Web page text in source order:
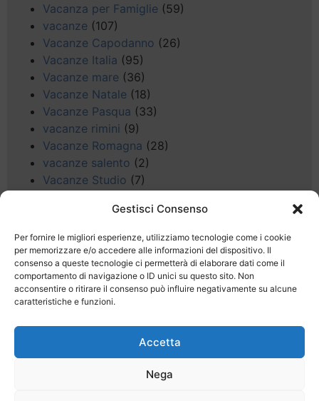
Gestisci Consenso
Per fornire le migliori esperienze, utilizziamo tecnologie come i cookie
per memorizzare e/o accedere alle informazioni del dispositivo. Il
consenso a queste tecnologie ci permetterà di elaborare dati come il
comportamento di navigazione o ID unici su questo sito. Non
acconsentire o ritirare il consenso può influire negativamente su alcune
caratteristiche e funzioni.
Accetta
Nega
Vacanza per Famiglie (59)
vacanze (107)
Vacanze Capodanno (26)
Vacanze Italia (95)
Vacanze mare (36)
Vacanze Natale (18)
Vacanze Pasqua (33)
vacanze rimini (9)
Vacanze Romagna (28)
vacanze salento (2)
Vacanze Studio (7)
(5)
Veneto (25)
Voli low cost(4)
Web(9)
week end(45)
Wellness(11)
Regolamento